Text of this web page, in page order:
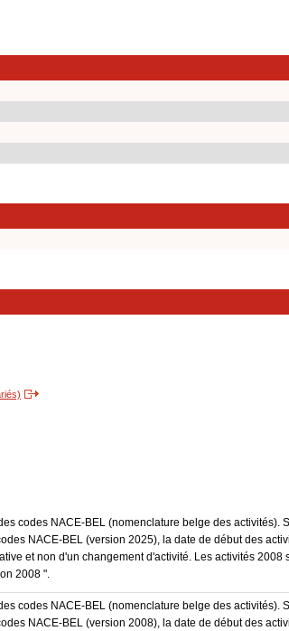
codes NACE-BEL (nomenclature belge des activités).
NACE-BEL (version 2025), la date de début des
et non d'un changement d'activité. Les activités
2008 ".
codes NACE-BEL (nomenclature belge des activités).
NACE-BEL (version 2008), la date de début des